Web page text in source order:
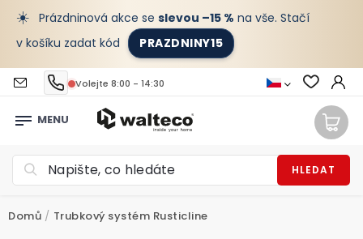
☀️ Prázdninová akce se slevou –15 % na vše. Stačí
v košíku zadat kód
PRAZDNINY15
Volejte 8:00 - 14:30
HLEDAT
Domů / Trubkový systém Rusticline